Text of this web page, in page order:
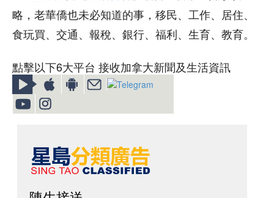
略，老華僑也未必知道的事，移民、工作、居住、
食玩買、交通、報稅、銀行、福利、生育、教育。
點擊以下6大平台 接收加拿大新聞及生活資訊